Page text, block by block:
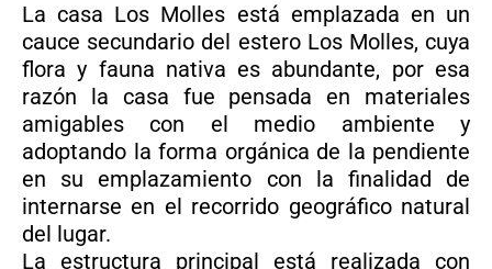
La casa Los Molles está emplazada en un
cauce secundario del estero Los Molles, cuya
flora y fauna nativa es abundante, por esa
razón la casa fue pensada en materiales
amigables con el medio ambiente y
adoptando la forma orgánica de la pendiente
en su emplazamiento con la finalidad de
internarse en el recorrido geográfico natural
del lugar. ​
La estructura principal está realizada con